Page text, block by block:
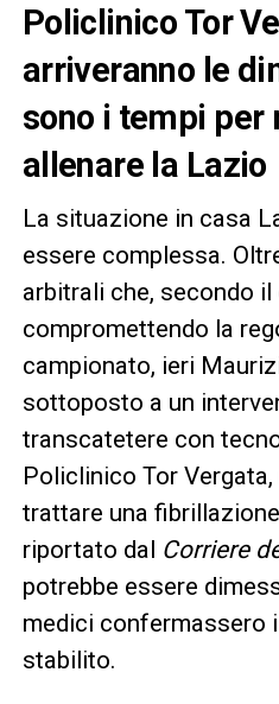
Policlinico Tor
arriveranno le
sono i tempi per
allenare la Lazio
La situazione in casa
essere complessa.
arbitrali che, secondo il
compromettendo la
campionato, ieri
sottoposto a un
transcatetere con
Policlinico Tor
trattare una
riportato dal Corriere
potrebbe essere
medici confermassero
stabilito.